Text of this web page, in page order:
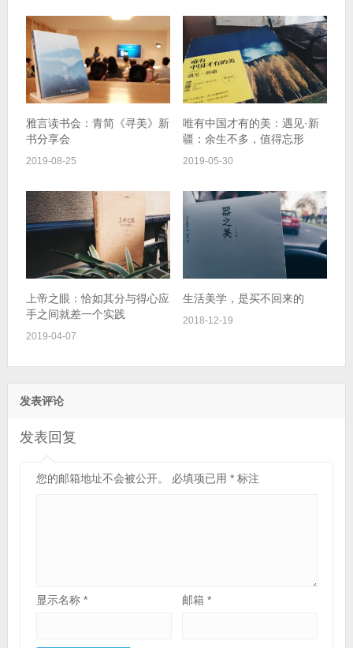
雅言读书会：青简《寻美》新
书分享会
2019-08-25
唯有中国才有的美：遇见·新
疆：余生不多，值得忘形
2019-05-30
上帝之眼：恰如其分与得心应
手之间就差一个实践
2019-04-07
生活美学，是买不回来的
2018-12-19
发表评论
发表回复
您的邮箱地址不会被公开。 必填项已用 *标注
显示名称 * 邮箱*